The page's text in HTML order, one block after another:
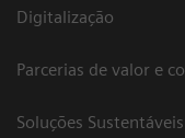
Digitalização
Parcerias de valor e
Soluções Sustentáveis